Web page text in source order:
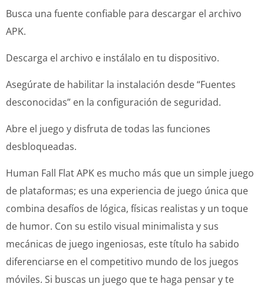
Busca una fuente confiable para descargar el archivo
APK.
Descarga el archivo e instálalo en tu dispositivo.
Asegúrate de habilitar la instalación desde “Fuentes
desconocidas” en la configuración de seguridad.
Abre el juego y disfruta de todas las funciones
desbloqueadas.
Human Fall Flat APK es mucho más que un simple juego
de plataformas; es una experiencia de juego única que
combina desafíos de lógica, físicas realistas y un toque
de humor. Con su estilo visual minimalista y sus
mecánicas de juego ingeniosas, este título ha sabido
diferenciarse en el competitivo mundo de los juegos
móviles. Si buscas un juego que te haga pensar y te